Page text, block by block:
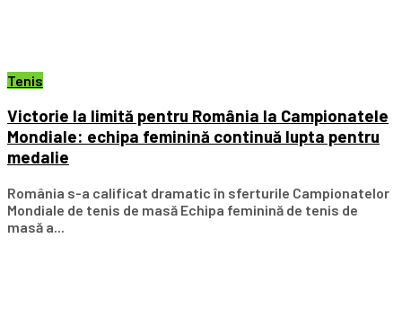
Tenis
Victorie la limită pentru România la Campionatele
Mondiale: echipa feminină continuă lupta pentru
medalie
România s-a calificat dramatic în sferturile Campionatelor
Mondiale de tenis de masă Echipa feminină de tenis de
masă a...